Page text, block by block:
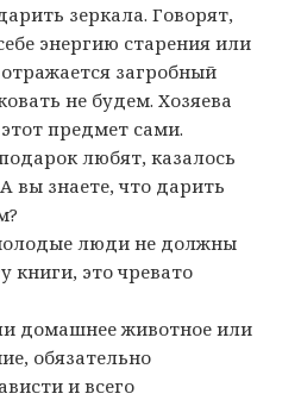
зеркала. Говорят,
энергию старения или
загробный
не будем. Хозяева
предмет сами.
любят, казалось
вы знаете, что дарить
люди не должны
книги, это чревато
домашнее животное или
обязательно
и всего